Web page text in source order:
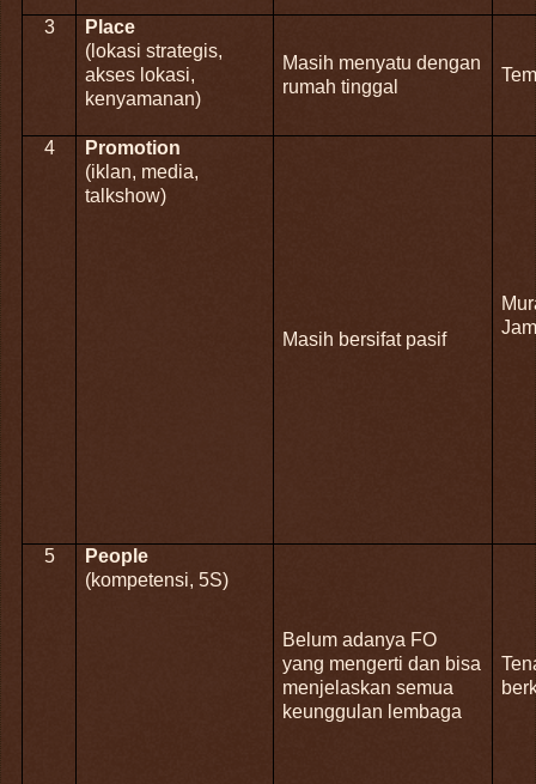
3
Place
(lokasi strategis,
akses lokasi,
kenyamanan)
Masih menyatu dengan
rumah tinggal
4
Promotion
(iklan, media,
talkshow)
Masih bersifat pasif
5
People
(kompetensi, 5S)
Belum adanya FO
yang mengerti dan bisa
menjelaskan semua
keunggulan lembaga